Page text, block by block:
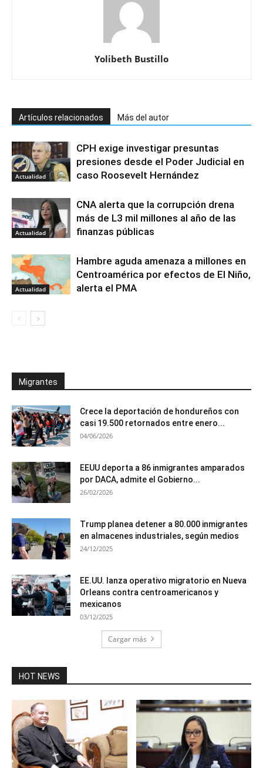
Yolibeth Bustillo
Artículos relacionados Más del autor
Actualidad
CPH exige investigar presuntas
presiones desde el Poder Judicial en
caso Roosevelt Hernández
Actualidad
CNA alerta que la corrupción drena
más de L3 mil millones al año de las
finanzas públicas
Actualidad
Hambre aguda amenaza a millones en
Centroamérica por efectos de El Niño,
alerta el PMA
Migrantes
Crece la deportación de hondureños con
casi 19.500 retornados entre enero...
04/06/2026
EEUU deporta a 86 inmigrantes amparados
por DACA, admite el Gobierno...
26/02/2026
Trump planea detener a 80.000 inmigrantes
en almacenes industriales, según medios
24/12/2025
EE.UU. lanza operativo migratorio en Nueva
Orleans contra centroamericanos y
mexicanos
03/12/2025
Cargar más
HOT NEWS